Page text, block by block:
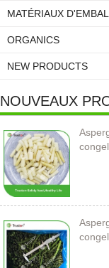
MATÉRIAUX
ORGANICS
NEW PRODUCTS
NOUVEAUX